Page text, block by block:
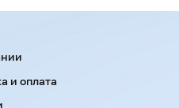
footer
и оплата